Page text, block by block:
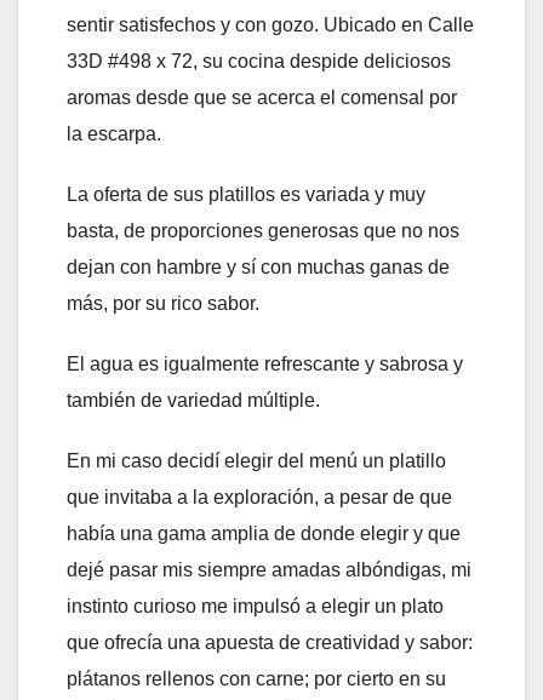
sentir satisfechos y con gozo. Ubicado en Calle
33D #498 x 72, su cocina despide deliciosos
aromas desde que se acerca el comensal por
la escarpa.
La oferta de sus platillos es variada y muy
basta, de proporciones generosas que no nos
dejan con hambre y sí con muchas ganas de
más, por su rico sabor.
El agua es igualmente refrescante y sabrosa y
también de variedad múltiple.
En mi caso decidí elegir del menú un platillo
que invitaba a la exploración, a pesar de que
había una gama amplia de donde elegir y que
dejé pasar mis siempre amadas albóndigas, mi
instinto curioso me impulsó a elegir un plato
que ofrecía una apuesta de creatividad y sabor:
plátanos rellenos con carne; por cierto en su